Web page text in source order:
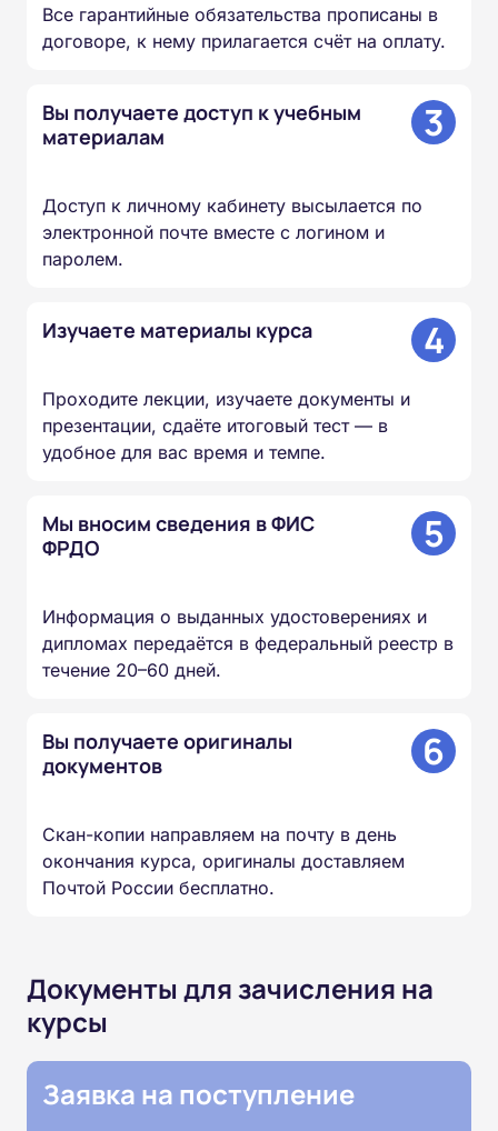
Все гарантийные обязательства прописаны в
договоре, к нему прилагается счёт на оплату.
Вы получаете доступ к учебным
материалам
3
Доступ к личному кабинету высылается по
электронной почте вместе с логином и
паролем.
Изучаете материалы курса 4
Проходите лекции, изучаете документы и
презентации, сдаёте итоговый тест — в
удобное для вас время и темпе.
Мы вносим сведения в ФИС
ФРДО
5
Информация о выданных удостоверениях и
дипломах передаётся в федеральный реестр в
течение 20–60 дней.
Вы получаете оригиналы
документов
6
Скан-копии направляем на почту в день
окончания курса, оригиналы доставляем
Почтой России бесплатно.
Документы для зачисления на
курсы
Заявка на поступление